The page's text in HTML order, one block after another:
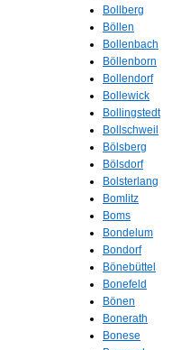
Bollberg
Böllen
Bollenbach
Böllenborn
Bollendorf
Bollewick
Bollingstedt
Bollschweil
Bölsberg
Bölsdorf
Bolsterlang
Bomlitz
Boms
Bondelum
Bondorf
Bönebüttel
Bonefeld
Bönen
Bonerath
Bonese